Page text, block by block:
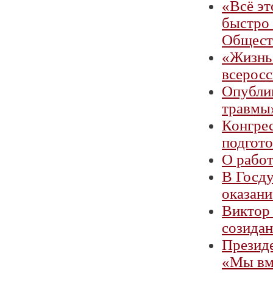
«Всё
быстро
О
В
Виктор
«Мы